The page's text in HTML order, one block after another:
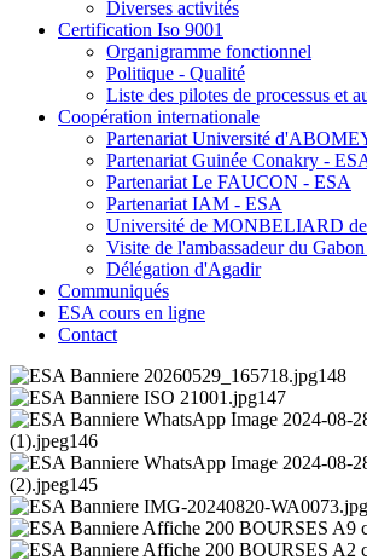
Diverses activités
Certification Iso 9001
Organigramme fonctionnel
Politique - Qualité
Liste des pilotes de processus et
Coopération internationale
Partenariat Université
Partenariat Guinée Conakry -
Partenariat Le FAUCON - ESA
Partenariat IAM - ESA
Université de MONBELIARD de
Visite de l'ambassadeur du
Délégation d'Agadir
Communiqués
ESA cours en ligne
Contact